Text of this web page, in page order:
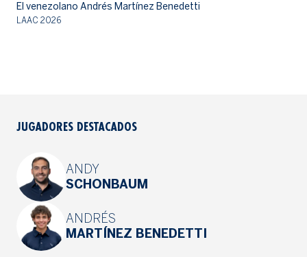
El venezolano Andrés Martínez Benedetti
LAAC 2026
JUGADORES DESTACADOS
ANDY
SCHONBAUM
ANDRÉS
MARTÍNEZ BENEDETTI